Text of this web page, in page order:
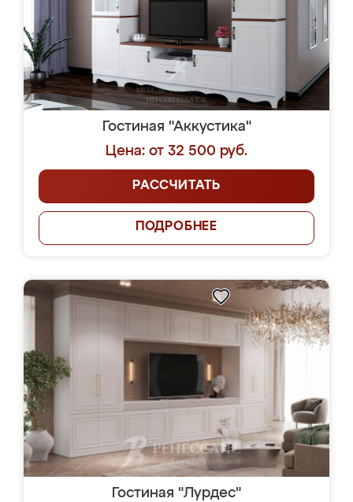
Гостиная "Аккустика"
Цена: от 32 500 руб.
РАССЧИТАТЬ
ПОДРОБНЕЕ
Гостиная "Лурдес"